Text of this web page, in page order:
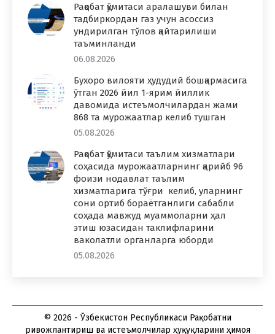
Рақобат қўмитаси аралашуви билан
тадбиркордан газ учун асоссиз
ундирилган тўлов қайтарилиши
таъминланди
06.08.2026
Бухоро вилояти ҳудудий бошқармасига
ўтган 2026 йил 1-ярим йиллик
давомида истеъмолчилардан жами
868 та мурожаатлар келиб тушган
05.08.2026
Рақобат қўмитаси таълим хизматлари
соҳасида мурожаатларнинг қарийб 96
фоизи нодавлат таълим
хизматларига тўғри келиб, уларнинг
сони ортиб бораётганлиги сабабли
соҳада мавжуд муаммоларни ҳал
этиш юзасидан таклифларини
ваколатли органларга юборди
05.08.2026
© 2026 - Ўзбекистон Республикаси Рақобатни
ривожлантириш ва истеъмолчилар ҳуқуқларини ҳимоя